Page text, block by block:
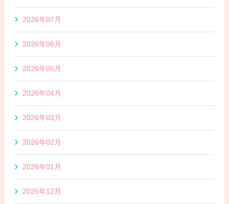
2026年07月
2026年06月
2026年05月
2026年04月
2026年03月
2026年02月
2026年01月
2025年12月